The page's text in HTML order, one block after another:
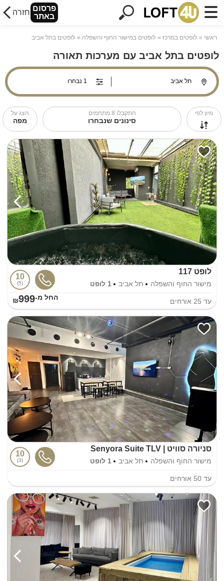
פרסום
באתר חזרה
ראשי לופטים במרכז לופטים במישור החוף והשפלה לופטים בתל אביב
לופטים בתל אביב עם מערכות תאורה
מיון לפי התקבלו 8 מתחמים
סינונים שנבחרו
הצג על
מפה
לופט 117
מישור החוף והשפלה תל אביב 1 לופט
10
5
עד 25 אורחים החל מ-₪999
סניורה סוויט | Senyora Suite TLV
מישור החוף והשפלה תל אביב 1 לופט
10
3
עד 50 אורחים